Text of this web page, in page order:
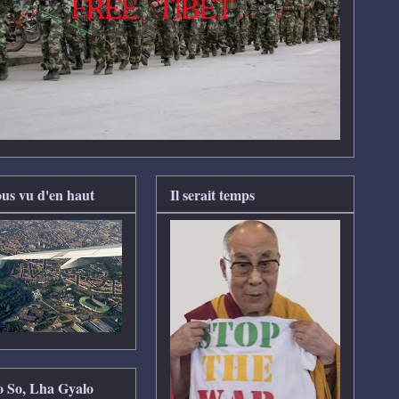
vu d'en haut
So, Lha Gyalo
Il serait temps